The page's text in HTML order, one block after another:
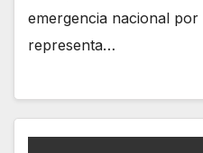
emergencia nacional por
representa…